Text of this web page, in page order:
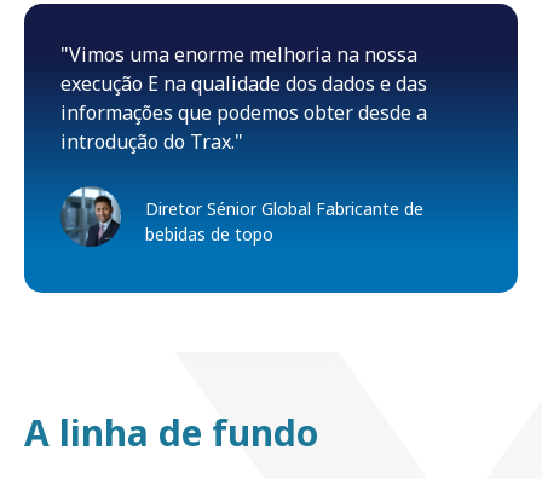
"Vimos uma enorme melhoria na nossa
execução E na qualidade dos dados e das
informações que podemos obter desde a
introdução do Trax."
Diretor Sénior Global Fabricante de
bebidas de topo
A linha de fundo